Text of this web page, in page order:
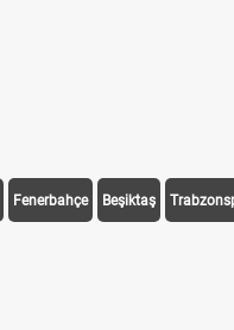
Fenerbahçe Beşiktaş